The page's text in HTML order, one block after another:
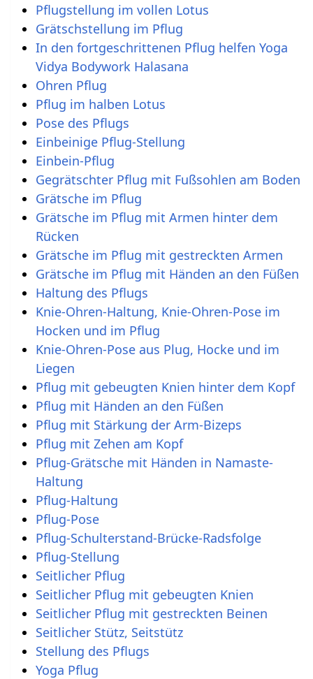
Pflugstellung im vollen Lotus
Grätschstellung im Pflug
In den fortgeschrittenen Pflug helfen Yoga
Vidya Bodywork Halasana
Ohren Pflug
Pflug im halben Lotus
Pose des Pflugs
Einbeinige Pflug-Stellung
Einbein-Pflug
Gegrätschter Pflug mit Fußsohlen am Boden
Grätsche im Pflug
Grätsche im Pflug mit Armen hinter dem
Rücken
Grätsche im Pflug mit gestreckten Armen
Grätsche im Pflug mit Händen an den Füßen
Haltung des Pflugs
Knie-Ohren-Haltung, Knie-Ohren-Pose im
Hocken und im Pflug
Knie-Ohren-Pose aus Plug, Hocke und im
Liegen
Pflug mit gebeugten Knien hinter dem Kopf
Pflug mit Händen an den Füßen
Pflug mit Stärkung der Arm-Bizeps
Pflug mit Zehen am Kopf
Pflug-Grätsche mit Händen in Namaste-
Haltung
Pflug-Haltung
Pflug-Pose
Pflug-Schulterstand-Brücke-Radsfolge
Pflug-Stellung
Seitlicher Pflug
Seitlicher Pflug mit gebeugten Knien
Seitlicher Pflug mit gestreckten Beinen
Seitlicher Stütz, Seitstütz
Stellung des Pflugs
Yoga Pflug